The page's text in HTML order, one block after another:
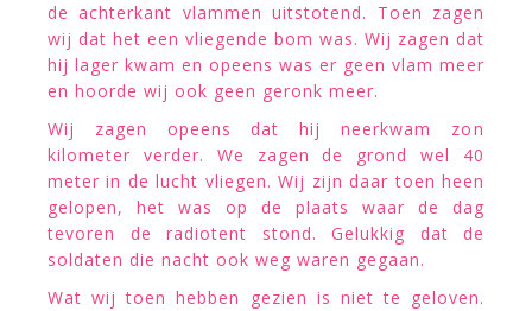
de achterkant vlammen uitstotend. Toen zagen
wij dat het een vliegende bom was. Wij zagen dat
hij lager kwam en opeens was er geen vlam meer
en hoorde wij ook geen geronk meer.
Wij zagen opeens dat hij neerkwam zon
kilometer verder. We zagen de grond wel 40
meter in de lucht vliegen. Wij zijn daar toen heen
gelopen, het was op de plaats waar de dag
tevoren de radiotent stond. Gelukkig dat de
soldaten die nacht ook weg waren gegaan.
Wat wij toen hebben gezien is niet te geloven.